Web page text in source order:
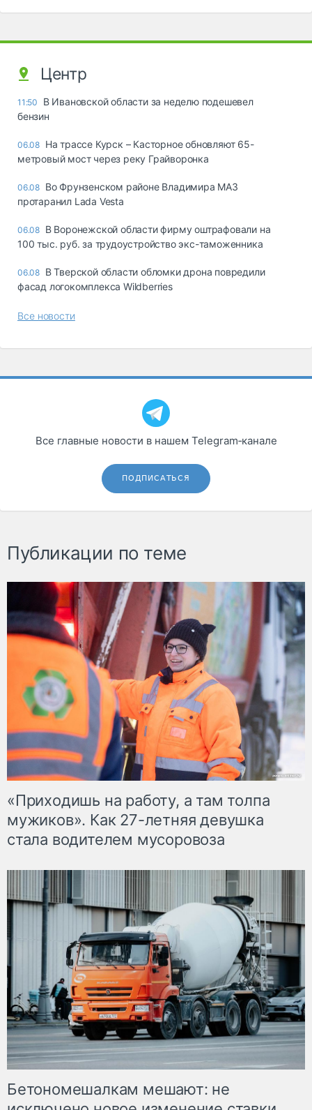
Центр
11:50
В Ивановской области за неделю подешевел
бензин
06.08 На трассе Курск – Касторное обновляют 65-
метровый мост через реку Грайворонка
06.08 Во Фрунзенском районе Владимира МАЗ
протаранил Lada Vesta
06.08 В Воронежской области фирму оштрафовали на
100 тыс. руб. за трудоустройство экс-таможенника
06.08 В Тверской области обломки дрона повредили
фасад логокомплекса Wildberries
Все новости
Все главные новости в нашем Telegram‑канале
ПОДПИСАТЬСЯ
Публикации по теме
«Приходишь на работу, а там толпа
мужиков». Как 27-летняя девушка
стала водителем мусоровоза
Бетономешалкам мешают: не